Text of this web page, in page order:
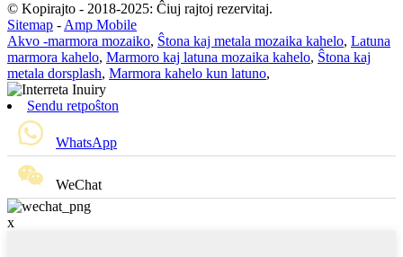
© Kopirajto - 2018-2025: Ĉiuj rajtoj rezervitaj.
Sitemap -Amp Mobile
Akvo -marmora mozaiko, Ŝtona kaj metala mozaika kahelo, Latuna
marmora kahelo, Marmoro kaj latuna mozaika kahelo, Ŝtona kaj
metala dorsplash, Marmora kahelo kun latuno,
Sendu retpoŝton
WhatsApp
WeChat
x